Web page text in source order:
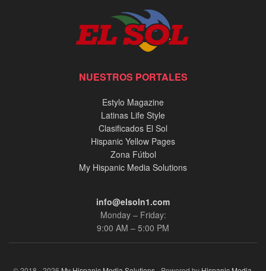
NUESTROS PORTALES
Estylo Magazine
Latinas Life Style
Clasificados El Sol
Hispanic Yellow Pages
Zona Fútbol
My Hispanic Media Solutions
info@elsoln1.com
Monday – Friday:
9:00 AM – 5:00 PM